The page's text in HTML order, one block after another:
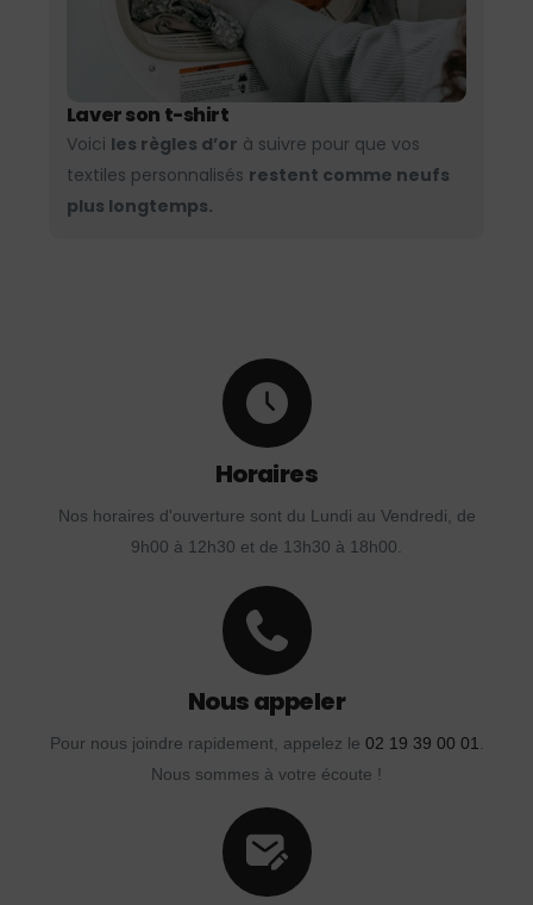
Laver son t-shirt
Voici les règles d’or à suivre pour que vos
textiles personnalisés restent comme neufs
plus longtemps.
Horaires
Nos horaires d'ouverture sont du Lundi au Vendredi, de
9h00 à 12h30 et de 13h30 à 18h00.
Nous appeler
Pour nous joindre rapidement, appelez le 02 19 39 00 01.
Nous sommes à votre écoute !